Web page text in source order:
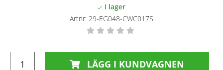
Artnr: 29-EG048-CWC017S
LÄGG I KUNDVAGNEN